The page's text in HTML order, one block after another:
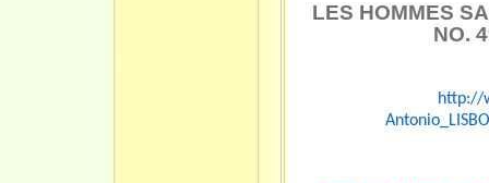
LES HOMMES
NO.
http://